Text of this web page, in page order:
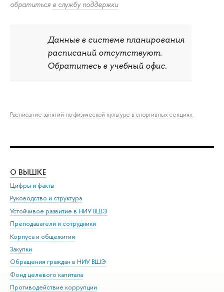
обратиться в службу поддержки
Данные в системе планирования
расписаний отсутствуют.
Обратитесь в учебный офис.
Расписание занятий по физической культуре в спортивных секциях
О ВЫШКЕ
Цифры и факты
Руководство и структура
Устойчивое развитие в НИУ ВШЭ
Преподаватели и сотрудники
Корпуса и общежития
Закупки
Обращения граждан в НИУ ВШЭ
Фонд целевого капитала
Противодействие коррупции